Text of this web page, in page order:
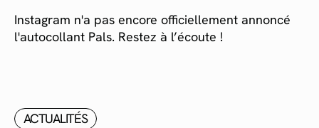
Instagram n'a pas encore officiellement annoncé
l'autocollant Pals. Restez à l’écoute !
ACTUALITÉS